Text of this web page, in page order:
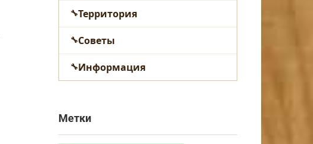
Территория
Советы
Информация
Метки